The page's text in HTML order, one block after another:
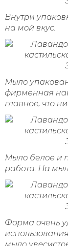
Внутри
на мой вкус.
Мыло
фирменная
главное, что
Мыло белое и
работа. На
Форма очень